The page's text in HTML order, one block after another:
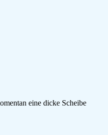
eine dicke Scheibe